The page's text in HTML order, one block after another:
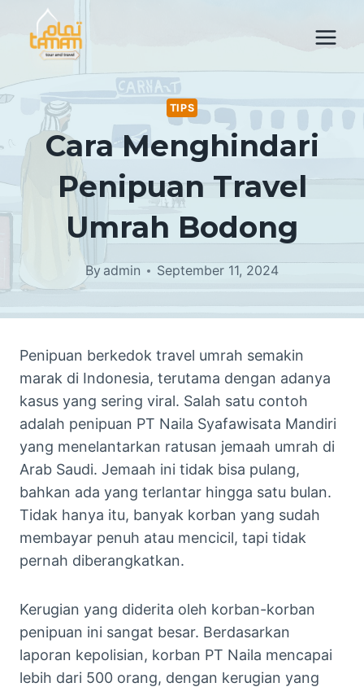
content
TIPS
Cara Menghindari
Penipuan Travel
Umrah Bodong
By admin September 11, 2024
Penipuan berkedok travel umrah semakin
marak di Indonesia, terutama dengan adanya
kasus yang sering viral. Salah satu contoh
adalah penipuan PT Naila Syafawisata Mandiri
yang menelantarkan ratusan jemaah umrah di
Arab Saudi. Jemaah ini tidak bisa pulang,
bahkan ada yang terlantar hingga satu bulan.
Tidak hanya itu, banyak korban yang sudah
membayar penuh atau mencicil, tapi tidak
pernah diberangkatkan.
Kerugian yang diderita oleh korban-korban
penipuan ini sangat besar. Berdasarkan
laporan kepolisian, korban PT Naila mencapai
lebih dari 500 orang, dengan kerugian yang